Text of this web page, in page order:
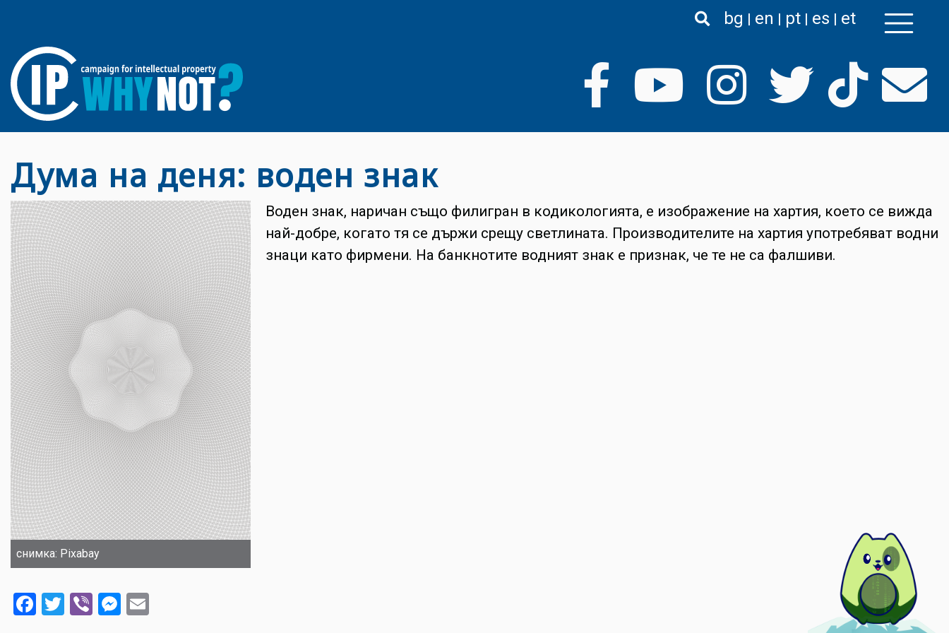
bg en pt es et
Дума на деня: воден знак
снимка: Pixabay
Воден знак, наричан също филигран в кодикологията, е изображение на хартия, което се вижда
най-добре, когато тя се държи срещу светлината. Производителите на хартия употребяват водни
знаци като фирмени. На банкнотите водният знак е признак, че те не са фалшиви.
Facebook
Twitter
ViberMessenger